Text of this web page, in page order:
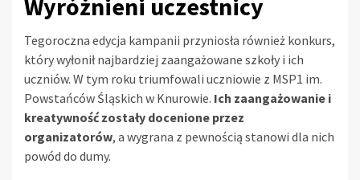
Wyróżnieni uczestnicy
Tegoroczna edycja kampanii przyniosła również konkurs,
który wyłonił najbardziej zaangażowane szkoły i ich
uczniów. W tym roku triumfowali uczniowie z MSP1 im.
Powstańców Śląskich w Knurowie. Ich zaangażowanie i
kreatywność zostały docenione przez
organizatorów, a wygrana z pewnością stanowi dla nich
powód do dumy.